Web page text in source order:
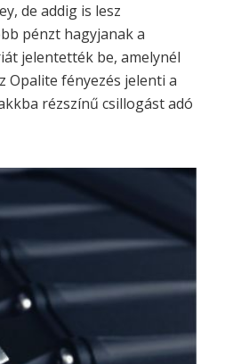
de addig is lesz
pénzt hagyjanak a
jelentették be, amelynél
Opalite fényezés jelenti a
rézszínű csillogást adó